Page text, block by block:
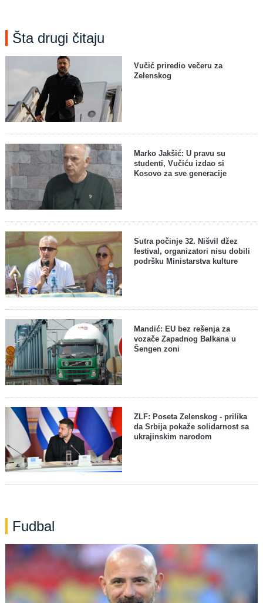
Šta drugi čitaju
Vučić priredio večeru za
Zelenskog
Marko Jakšić: U pravu su
studenti, Vučiću izdao si
Kosovo za sve generacije
Sutra počinje 32. Nišvil džez
festival, organizatori nisu dobili
podršku Ministarstva kulture
Mandić: EU bez rešenja za
vozače Zapadnog Balkana u
Šengen zoni
ZLF: Poseta Zelenskog - prilika
da Srbija pokaže solidarnost sa
ukrajinskim narodom
Fudbal